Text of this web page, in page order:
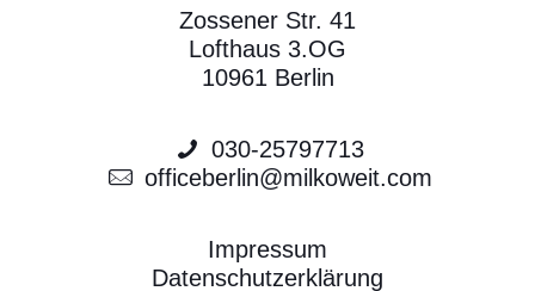
Zossener Str. 41
Lofthaus 3.OG
10961 Berlin
030-25797713
officeberlin@milkoweit.com
Impressum
Datenschutzerklärung